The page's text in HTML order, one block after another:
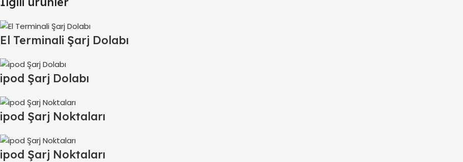
El Terminali Şarj Dolabı
ipod Şarj Dolabı
ipod Şarj Noktaları
ipod Şarj Noktaları